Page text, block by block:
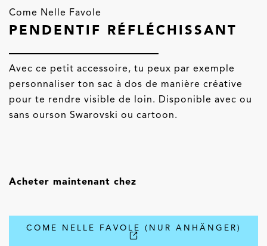
Come Nelle Favole
PENDENTIF RÉFLÉCHISSANT
Avec ce petit accessoire, tu peux par exemple
personnaliser ton sac à dos de manière créative
pour te rendre visible de loin. Disponible avec ou
sans ourson Swarovski ou cartoon.
Acheter maintenant chez
COME NELLE FAVOLE (NUR ANHÄNGER)